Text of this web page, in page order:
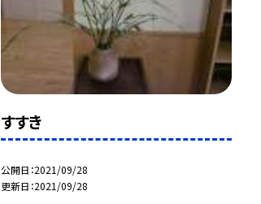
すすき
公開日 2021/09/28
更新日 2021/09/28